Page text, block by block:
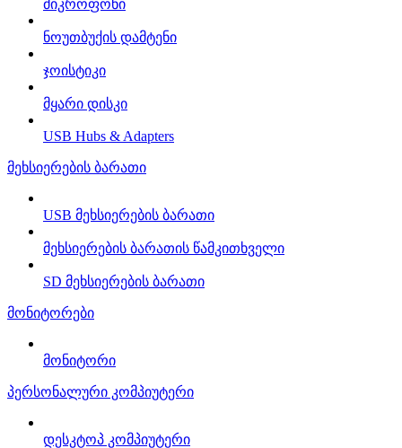
მიკროფონი
ნოუთბუქის დამტენი
ჯოისტიკი
მყარი დისკი
USB Hubs & Adapters
მეხსიერების ბარათი
USB მეხსიერების ბარათი
მეხსიერების ბარათის წამკითხველი
SD მეხსიერების ბარათი
მონიტორები
მონიტორი
პერსონალური კომპიუტერი
დესკტოპ კომპიუტერი